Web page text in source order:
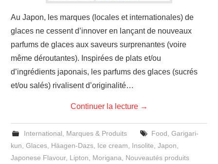
Au Japon, les marques (locales et internationales) de
glaces ne cessent d’innover en lançant de nouveaux
parfums de glaces aux saveurs surprenantes (voire
même déroutantes). Inspirées de plats et/ou
d’ingrédients japonais, les parfums des glaces (sucrés
et/ou salés) rivalisent d’originalité…
Continuer la lecture →
International Marques & Produits Food Garigari-
kun ,Glaces Häagen-Dazs Ice cream Insolite ,Japon
Japonese Flavour, Lipton Morigana Nouveautés produits